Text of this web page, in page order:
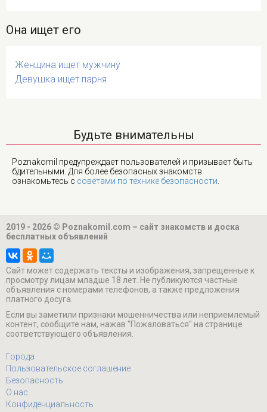
Она ищет его
Женщина ищет мужчину
Девушка ищет парня
Будьте внимательны
Poznakomil предупреждает пользователей и призывает быть
бдительными. Для более безопасных знакомств
ознакомьтесь с советами по технике безопасности
2019 - 2026 © Poznakomil.com – сайт знакомств и доска
бесплатных объявлений
Cайт может содержать тексты и изображения, запрещенные к
просмотру лицам младше 18 лет. Не публикуются частные
объявления с номерами телефонов, а также предложения
платного досуга.
Если вы заметили признаки мошенничества или неприемлемый
контент, сообщите нам, нажав "Пожаловаться" на странице
соответствующего объявления.
Города
Пользовательское соглашение
Безопасность
О нас
Конфиденциальность